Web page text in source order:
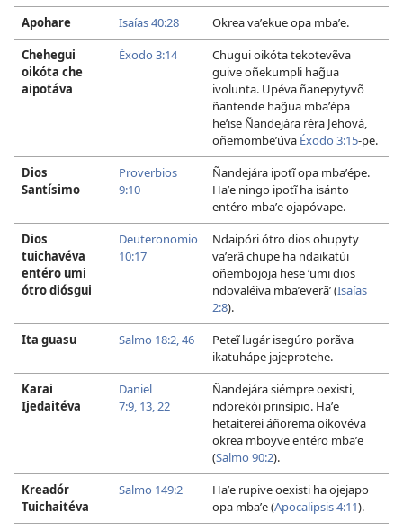
Apohare
Isaías 40:28
Okrea vaʼekue opa mbaʼe.
Chehegui
oikóta che
aipotáva
Éxodo 3:14
Chugui oikóta tekotevẽva
guive oñekumpli hag̃ua
ivolunta. Upéva ñanepytyvõ
ñantende hag̃ua mbaʼépa
heʼise Ñandejára réra Jehová,
oñemombeʼúva Éxodo 3:15-pe.
Dios
Santísimo
Proverbios
9:10
Ñandejára ipotĩ opa mbaʼépe.
Haʼe ningo ipotĩ ha isánto
entéro mbaʼe ojapóvape.
Dios
tuichavéva
entéro umi
ótro diósgui
Deuteronomio
10:17
Ndaipóri ótro dios ohupyty
vaʼerã chupe ha ndaikatúi
oñembojoja hese ‘umi dios
ndovaléiva mbaʼeverã’ (Isaías
2:8).
Ita guasu
Salmo 18:2,46
Peteĩ lugár isegúro porãva
ikatuhápe jajeprotehe.
Karai
Ijedaitéva
Daniel
7:9, 13,22
Ñandejára siémpre oexisti,
ndorekói prinsípio. Haʼe
hetaiterei áñorema oikovéva
okrea mboyve entéro mbaʼe
(Salmo 90:2).
Kreadór
Tuichaitéva
Salmo 149:2
Haʼe rupive oexisti ha ojejapo
opa mbaʼe (Apocalipsis 4:11).